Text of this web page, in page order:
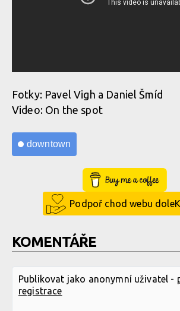
Fotky: Pavel Vigh a Daniel Šmíd
Video: On the spot
downtown
Buy Me a Coffee
Podpoř chod webu
KOMENTÁŘE
Publikovat jako anonymní uživatel -
registrace